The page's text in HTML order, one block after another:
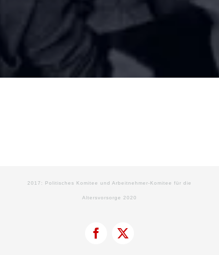
2017: Politisches Komitee und Arbeitnehmer-Komitee für die
Altersvorsorge 2020
Facebook
X